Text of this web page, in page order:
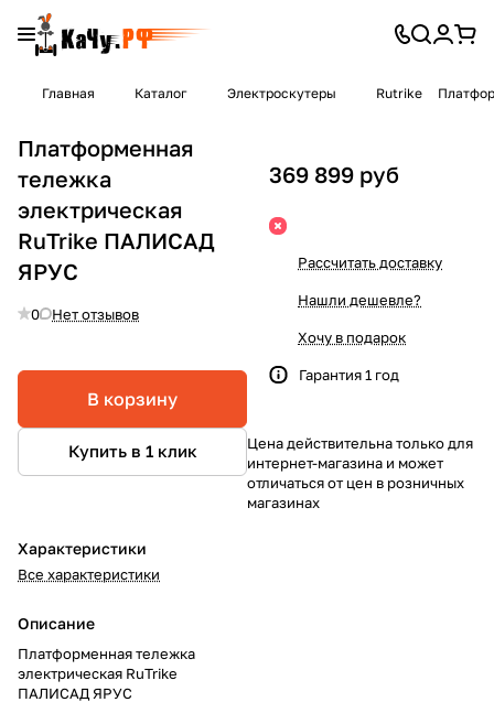
Главная Каталог Электроскутеры Rutrike
Платформенная
тележка
электрическая
RuTrike ПАЛИСАД
ЯРУС
0 Нет отзывов
В корзину
Купить в 1 клик
Характеристики
Все характеристики
Описание
Платформенная тележка
электрическая RuTrike
ПАЛИСАД ЯРУС
369 899 руб
Рассчитать доставку
Нашли дешевле?
Хочу в подарок
Гарантия 1 год
Цена действительна только для
интернет-магазина и может
отличаться от цен в розничных
магазинах